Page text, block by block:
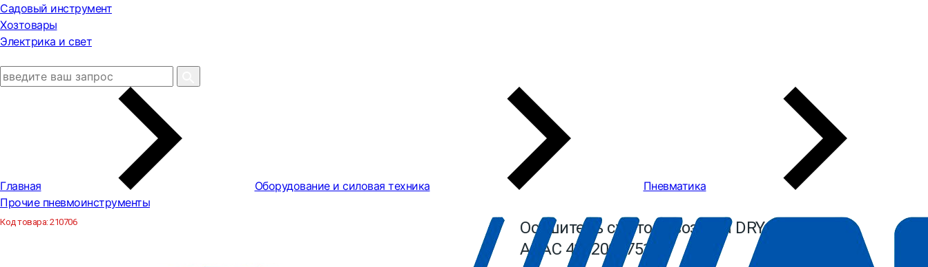
Садовый инструмент
Хозтовары
Электрика и свет
Главная Оборудование и силовая техника
Пневматика
Прочие пневмоинструменты
Код товара:210706
Осушитель сжатого воздуха DRY 460
ABAC 4102000751